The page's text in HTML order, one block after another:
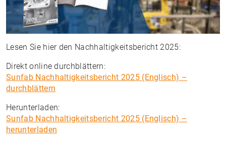
Lesen Sie hier den Nachhaltigkeitsbericht 2025:
Direkt online durchblättern:
Sunfab Nachhaltigkeitsbericht 2025 (Englisch) –
durchblättern
Herunterladen:
Sunfab Nachhaltigkeitsbericht 2025 (Englisch) –
herunterladen